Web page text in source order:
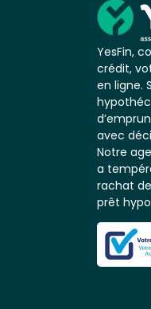
YesFin,
crédit,
en ligne.
avec
Notre
a
rachat
prêt